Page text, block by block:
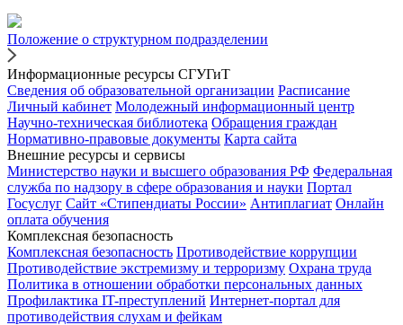
Положение о структурном подразделении
Информационные ресурсы СГУГиТ
Сведения об образовательной организации Расписание
Личный кабинет Молодежный информационный центр
Научно-техническая библиотека Обращения граждан
Нормативно-правовые документы Карта сайта
Внешние ресурсы и сервисы
Министерство науки и высшего образования РФ Федеральная
служба по надзору в сфере образования и науки Портал
Госуслуг Сайт «Стипендиаты России» Антиплагиат Онлайн
оплата обучения
Комплексная безопасность
Комплексная безопасность Противодействие коррупции
Противодействие экстремизму и терроризму Охрана труда
Политика в отношении обработки персональных данных
Профилактика IT-преступлений Интернет-портал для
противодействия слухам и фейкам